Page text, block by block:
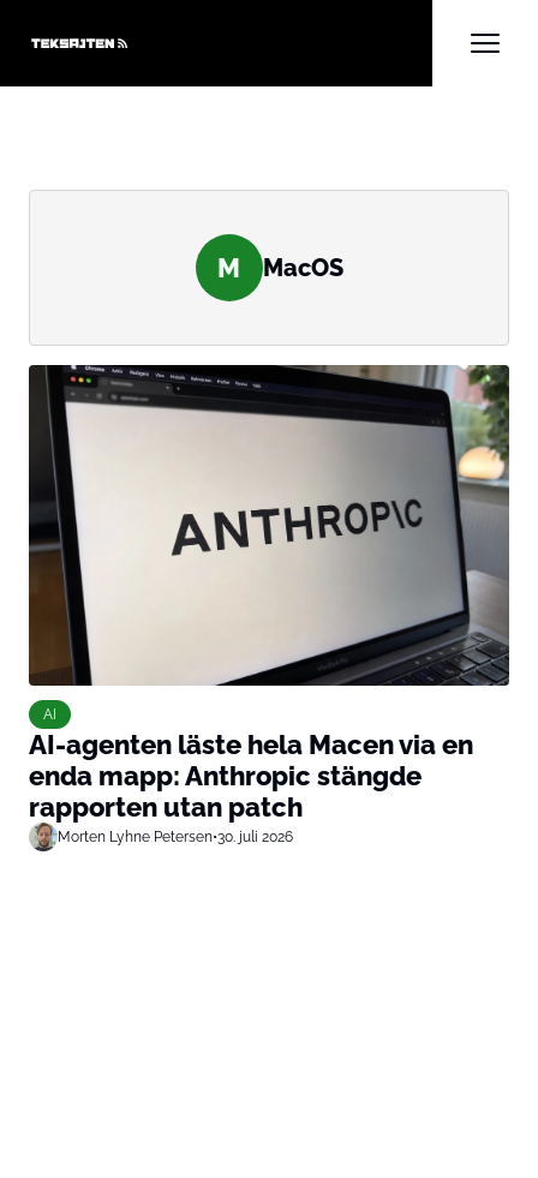
M MacOS
AI
AI-agenten läste hela Macen via en
enda mapp: Anthropic stängde
rapporten utan patch
Morten Lyhne Petersen•30. juli 2026